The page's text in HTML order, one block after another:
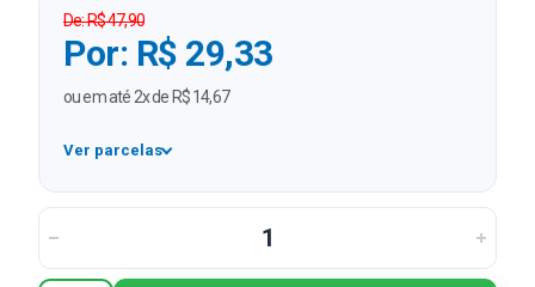
De: R$ 47,90
Por: R$ 29,33
ou em até 2x de R$ 14,67
Ver parcelas
1x R$ 29,33